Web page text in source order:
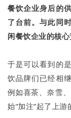
餐饮企业身后的
了台前。与此同
闲餐饮企业的核心
于是可以看到的
饮品牌们已经相
例如喜茶、奈雪
始“加注”起了上